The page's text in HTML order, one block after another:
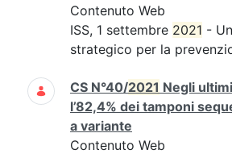
Contenuto Web
ISS, 1 settembre 2021 -
strategico per la
CS N°40/2021 Negli
l’82,4% dei tamponi
a variante
Contenuto Web